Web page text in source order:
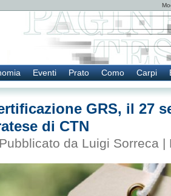
Eventi Prato Como Carpi
GRS, il 27
di CTN
da Luigi Sorreca |